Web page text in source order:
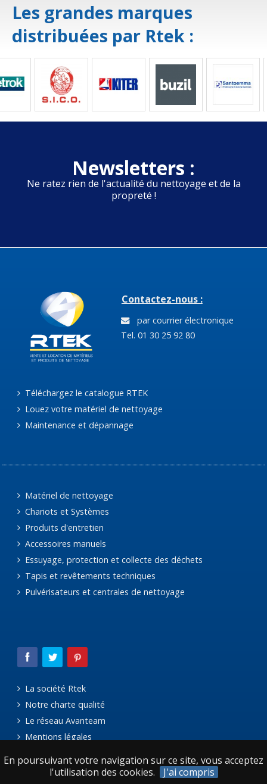
En poursuivant votre navigation sur ce site, vous acceptez
l'utilisation des cookies.
J'ai compris
Les grandes marques
distribuées par Rtek :
Newsletters :
Ne ratez rien de l'actualité du nettoyage et de la
propreté !
Contactez-nous :
par courrier électronique
Tel. 01 30 25 92 80
Téléchargez le catalogue RTEK
Louez votre matériel de nettoyage
Maintenance et dépannage
Matériel de nettoyage
Chariots et Systèmes
Produits d'entretien
Accessoires manuels
Essuyage, protection et collecte des déchets
Tapis et revêtements techniques
Pulvérisateurs et centrales de nettoyage
La société Rtek
Notre charte qualité
Le réseau Avanteam
Mentions légales